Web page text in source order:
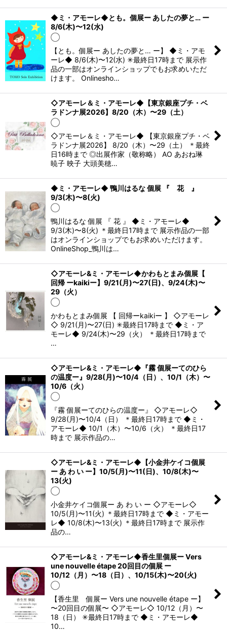
◆ミ・アモーレ◆とも。個展ー あしたの夢と… ー
8/6(木)〜12(水)
◯
【とも。個展ー あしたの夢と… ー】 ◆ミ・アモ
ーレ◆ 8/6(木)〜12(水) ✳︎最終日17時まで 展示作
品の一部はオンラインショップでもお求めいただ
けます。 Onlinesho…
◇アモーレ＆ミ・アモーレ◆【東京銀座プチ・ベ
ラドンナ展2026】8/20（木）〜29（土）
◯
◇アモーレ＆ミ・アモーレ◆ 【東京銀座プチ・ベ
ラドンナ展2026】 8/20（木）〜29（土） ＊最終
日16時まで ◎出展作家（敬称略） AO あおね琳
暁子 映子 大頭美穂…
◆ミ・アモーレ◆ 鴨川はるな 個展 『 花 』
9/3(木)〜8(火)
◯
鴨川はるな 個展 『 花 』 ◆ミ・アモーレ◆
9/3(木)〜8(火) ＊最終日17時まで 展示作品の一部
はオンラインショップでもお求めいただけます。
OnlineShop_鴨川は…
◇アモーレ&ミ・アモーレ◆かわもとまみ個展【
回帰 ーkaikiー】9/21(月)〜27(日)、9/24(木)〜
29（火）
◯
かわもとまみ個展 【 回帰ーkaikiー 】 ◇アモーレ
◇ 9/21(月)〜27(日) ✳︎最終日17時まで ◆ミ・ア
モーレ◆ 9/24(木)〜29（火） ＊最終日17時まで
…
◇アモーレ&ミ・アモーレ◆『霧 個展ーてのひら
の温度ー』9/28(月)〜10/4（日）、10/1（木）〜
10/6（火）
◯
『霧 個展ーてのひらの温度ー』 ◇アモーレ◇
9/28(月)〜10/4（日） ＊最終日17時まで ◆ミ・
アモーレ◆ 10/1（木）〜10/6（火） ＊最終日17
時まで 展示作品の…
◇アモーレ&ミ・アモーレ◆【小金井ケイコ個展
ー あ わ い ー】10/5(月)〜11(日)、10/8(木)〜
13(火)
◯
小金井ケイコ個展ー あ わ い ー ◇アモーレ◇
10/5(月)〜11(火) ＊最終日17時まで ◆ミ・アモー
レ◆ 10/8(木)〜13(火) ＊最終日17時まで 展示作
品の…
◇アモーレ&ミ・アモーレ◆香生里個展ー Vers
une nouvelle étape 20回目の個展 ー
10/12（月）〜18（日）、10/15(木)〜20(火)
◯
【香生里 個展ー Vers une nouvelle étape ー】
〜20回目の個展〜 ◇アモーレ◇ 10/12（月）〜
18（日） ✳︎最終日17時まで ◆ミ・アモーレ◆
10…